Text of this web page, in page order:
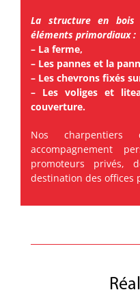
La structure en bois
éléments primordiaux :
– La ferme,
– Les pannes et la
– Les chevrons fixés
– Les voliges et
couverture.
Nos charpentiers
accompagnement
promoteurs privés,
destination des offices